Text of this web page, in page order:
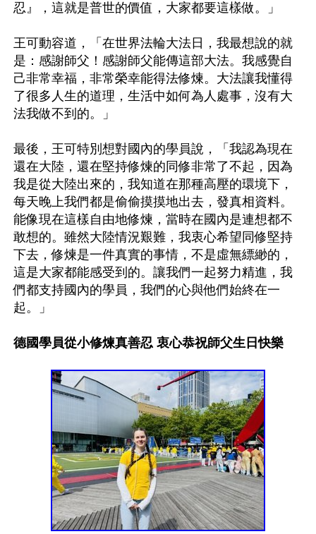
忍』，這就是普世的價值，大家都要這樣做。」
王可動容道，「在世界法輪大法日，我最想說的就
是：感謝師父！感謝師父能傳這部大法。我感覺自
己非常幸福，非常榮幸能得法修煉。大法讓我懂得
了很多人生的道理，生活中如何為人處事，沒有大
法我做不到的。」
最後，王可特別想對國內的學員說，「我認為現在
還在大陸，還在堅持修煉的同修非常了不起，因為
我是從大陸出來的，我知道在那種高壓的環境下，
每天晚上我們都是偷偷摸摸地出去，發真相資料。
能像現在這樣自由地修煉，當時在國內是連想都不
敢想的。雖然大陸情況艱難，我衷心希望同修堅持
下去，修煉是一件真實的事情，不是虛無縹緲的，
這是大家都能感受到的。讓我們一起努力精進，我
們都支持國內的學員，我們的心與他們始終在一
起。」
德國學員從小修煉真善忍 衷心恭祝師父生日快樂